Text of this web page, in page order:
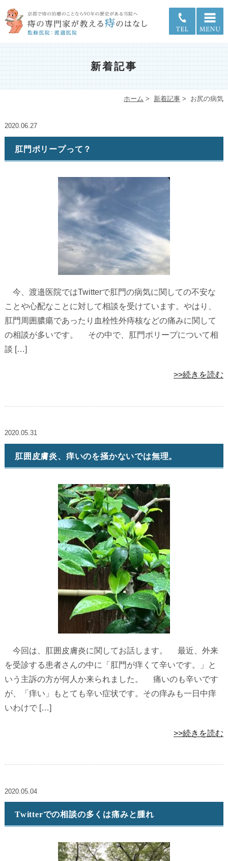
新着記事
ホーム > 新着記事 > お尻の病気
2020.06.27
肛門ポリープって？
今、渡邉医院ではTwitterで肛門の病気に関しての不安な
ことや心配なことに対して相談を受けています。やはり、
肛門周囲膿瘍であったり血栓性外痔核などの痛みに関して
の相談が多いです。 その中で、肛門ポリープについて相
談 […]
>>続きを読む
2020.05.31
肛囲皮膚炎、痒いのを掻かないでは無理。
今回は、肛囲皮膚炎に関してお話します。 最近、外来
を受診する患者さんの中に「肛門が痒くて辛いです。」と
いう主訴の方が何人か来られました。 痛いのも辛いです
が、「痒い」もとても辛い症状です。その痒みも一日中痒
いわけで […]
>>続きを読む
2020.05.04
Twitterでの相談の多くは痛みと腫れ